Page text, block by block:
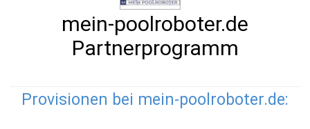
mein-poolroboter.de
Partnerprogramm
Provisionen bei mein-poolroboter.de: